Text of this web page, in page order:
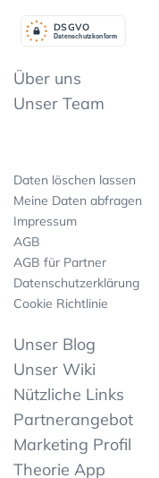
Datenschutzkonform
DSGVO
Über uns
Unser Team
Daten löschen lassen
Meine Daten abfragen
Impressum
AGB
AGB für Partner
Datenschutzerklärung
Cookie Richtlinie
Unser Blog
Unser Wiki
Nützliche Links
Partnerangebot
Marketing Profil
Theorie App